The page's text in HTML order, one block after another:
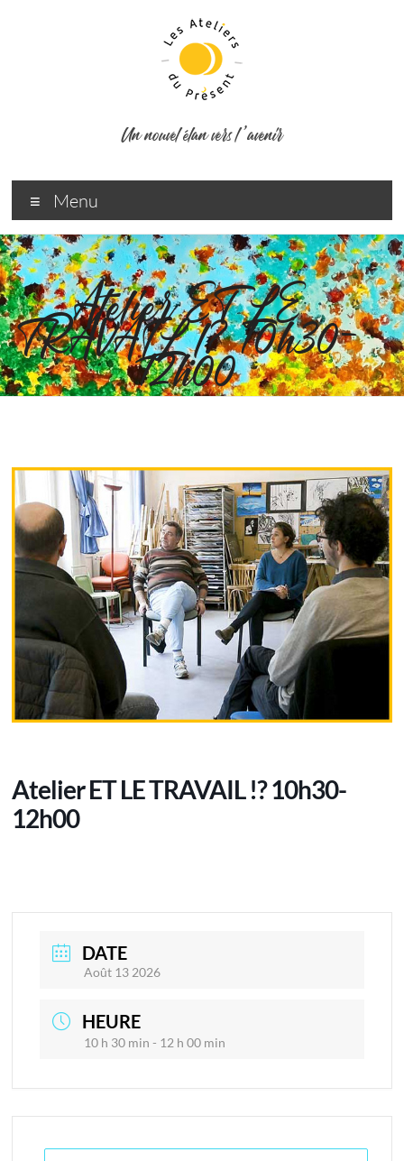
Un nouvel élan vers l ’avenir
Menu
Atelier ET LE
TRAVAIL !? 10h30-
12h00
Atelier ET LE TRAVAIL !? 10h30-
12h00
DATE
Août 13 2026
HEURE
10 h 30 min - 12 h 00 min